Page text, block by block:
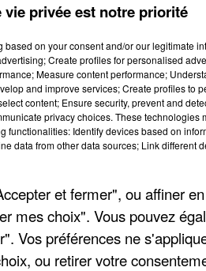
vous sera offert.
vie privée est notre priorité
on your consent and/or our legitimate
Create profiles for personalised
Measure content performance;
and improve services; Create profiles to
content; Ensure security, prevent and
privacy choices. These technologies
functionalities: Identify devices based on
data from other data sources; Link different
et fermer", ou affiner
mes choix". Vous pouvez
Vos préférences ne
ou retirer votre